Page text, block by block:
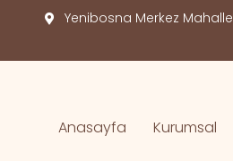
Yenibosna Merkez
Anasayfa Kurumsal